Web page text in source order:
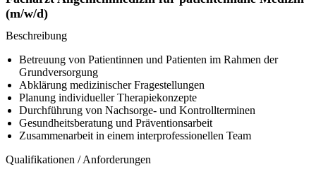
(m/w/d)
Beschreibung
Betreuung von Patientinnen und Patienten im Rahmen der
Grundversorgung
Abklärung medizinischer Fragestellungen
Planung individueller Therapiekonzepte
Durchführung von Nachsorge- und Kontrollterminen
Gesundheitsberatung und Präventionsarbeit
Zusammenarbeit in einem interprofessionellen Team
Qualifikationen / Anforderungen